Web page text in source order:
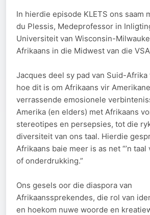
In hierdie episode KLETS ons saam
du Plessis, Medeprofessor in
Universiteit van Wisconsin-
Afrikaans in die Midwest van die
Jacques deel sy pad van Suid-Afrika
hoe dit is om Afrikaans vir
verrassende emosionele
Amerika (en elders) met Afrikaans
stereotipes en persepsies, tot die
diversiteit van ons taal. Hierdie
Afrikaans baie meer is as net “’n
of onderdrukking.”
Ons gesels oor die diaspora van
Afrikaanssprekendes, die rol van
en hoekom nuwe woorde en